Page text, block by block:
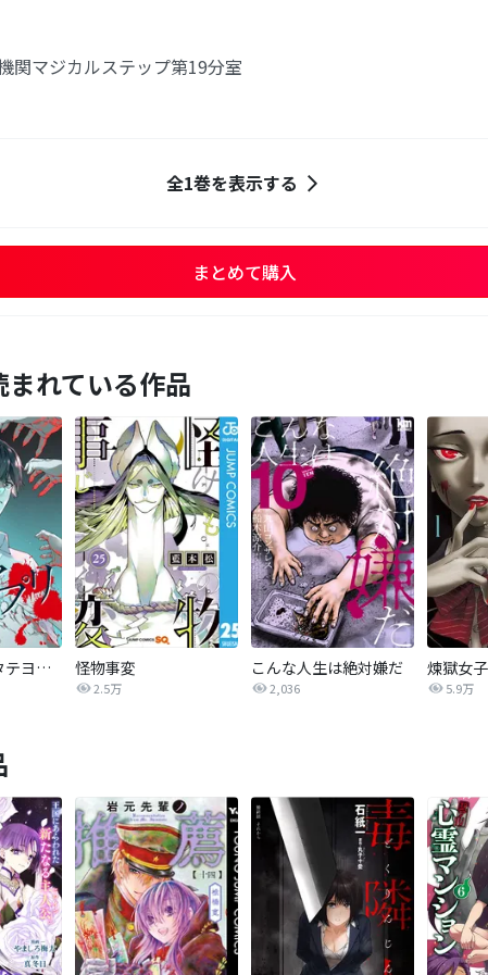
関マジカルステップ第19分室
全1巻を表示する
まとめて購入
れている作品
怪奇アプリ【タテヨミ】 怪物事変
2.5万
こんな人生は絶対嫌だ
2,036
煉獄女子
5.9万